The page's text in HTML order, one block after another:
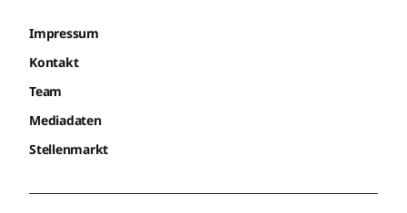
Impressum
Kontakt
Team
Mediadaten
Stellenmarkt